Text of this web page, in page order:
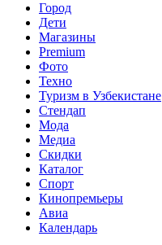
Город
Дети
Магазины
Premium
Фото
Техно
Туризм в Узбекистане
Стендап
Мода
Медиа
Скидки
Каталог
Спорт
Кинопремьеры
Авиа
Календарь